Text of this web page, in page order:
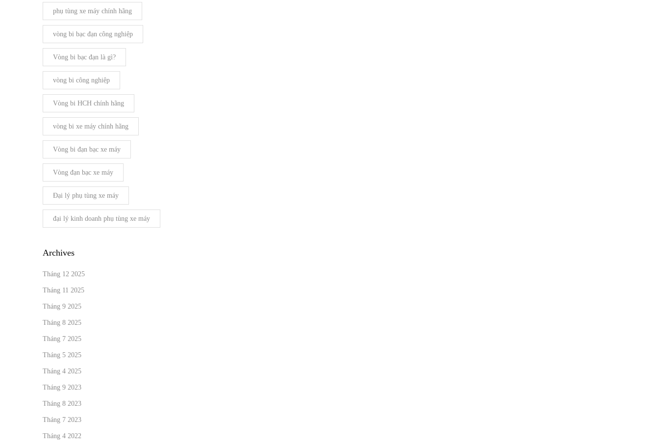
phụ tùng xe máy chính hãng
vòng bi bạc đạn công nghiệp
Vòng bi bạc đạn là gì?
vòng bi công nghiệp
Vòng bi HCH chính hãng
vòng bi xe máy chính hãng
Vòng bi đạn bạc xe máy
Vòng đạn bạc xe máy
Đại lý phụ tùng xe máy
đại lý kinh doanh phụ tùng xe máy
Archives
Tháng 12 2025
Tháng 11 2025
Tháng 9 2025
Tháng 8 2025
Tháng 7 2025
Tháng 5 2025
Tháng 4 2025
Tháng 9 2023
Tháng 8 2023
Tháng 7 2023
Tháng 4 2022